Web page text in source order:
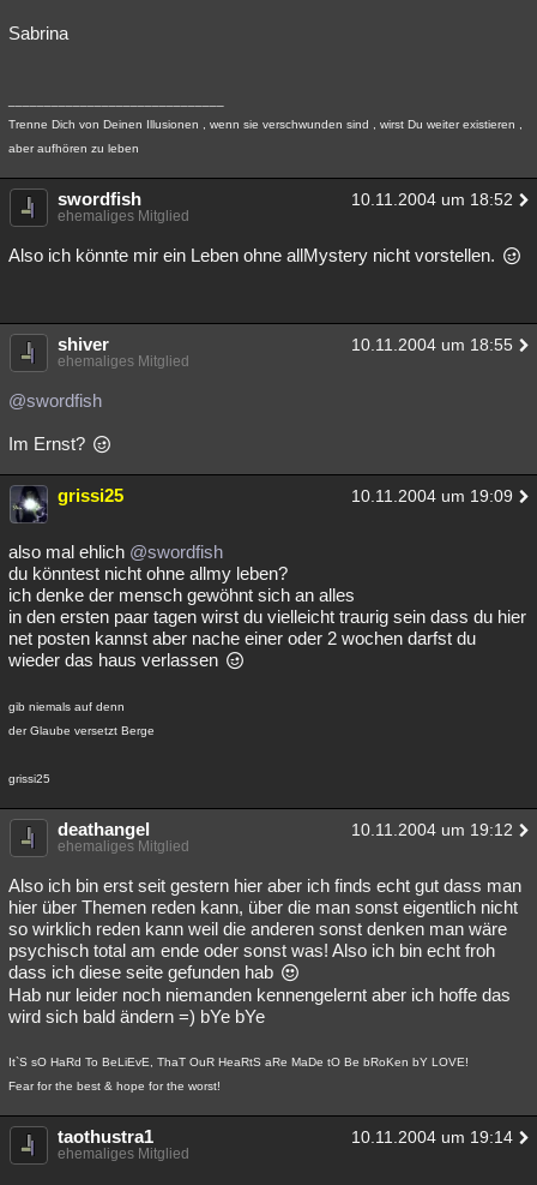
Sabrina
Trenne Dich von Deinen Illusionen , wenn sie verschwunden sind , wirst Du weiter existieren ,
aber aufhören zu leben
swordfish 10.11.2004 um 18:52
ehemaliges Mitglied
Also ich könnte mir ein Leben ohne allMystery nicht vorstellen.
shiver 10.11.2004 um 18:55
ehemaliges Mitglied
@swordfish
Im Ernst?
grissi25 10.11.2004 um 19:09
also mal ehlich @swordfish
du könntest nicht ohne allmy leben?
ich denke der mensch gewöhnt sich an alles
in den ersten paar tagen wirst du vielleicht traurig sein dass du hier
net posten kannst aber nache einer oder 2 wochen darfst du
wieder das haus verlassen
gib niemals auf denn
der Glaube versetzt Berge
grissi25
deathangel 10.11.2004 um 19:12
ehemaliges Mitglied
Also ich bin erst seit gestern hier aber ich finds echt gut dass man
hier über Themen reden kann, über die man sonst eigentlich nicht
so wirklich reden kann weil die anderen sonst denken man wäre
psychisch total am ende oder sonst was! Also ich bin echt froh
dass ich diese seite gefunden hab
Hab nur leider noch niemanden kennengelernt aber ich hoffe das
wird sich bald ändern =) bYe bYe
It`S sO HaRd To BeLiEvE, ThaT OuR HeaRtS aRe MaDe tO Be bRoKen bY LOVE!
Fear for the best & hope for the worst!
taothustra1 10.11.2004 um 19:14
ehemaliges Mitglied